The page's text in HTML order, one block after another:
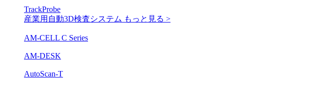
TrackProbe
産業用自動3D検査システム もっと見る >
AM-CELL C Series
AM-DESK
AutoScan-T